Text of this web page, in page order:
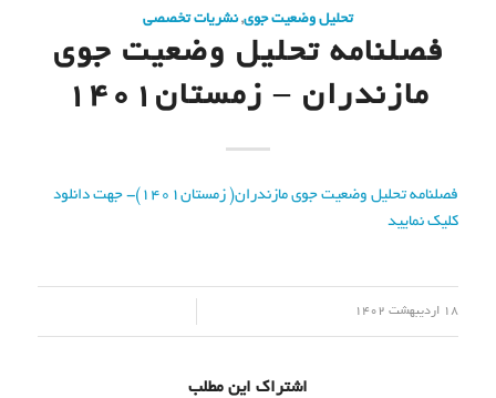
تحلیل وضعیت جوی,نشریات تخصصی
فصلنامه تحلیل وضعیت جوی
مازندران – زمستان۱۴۰۱
فصلنامه تحلیل وضعیت جوی مازندران( زمستان۱۴۰۱)- جهت دانلود
کلیک نمایید
18 اردیبهشت 1402
اشتراک این مطلب